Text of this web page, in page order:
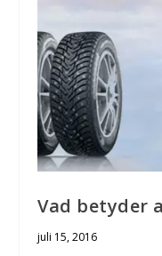
Vad betyder
juli 15, 2016